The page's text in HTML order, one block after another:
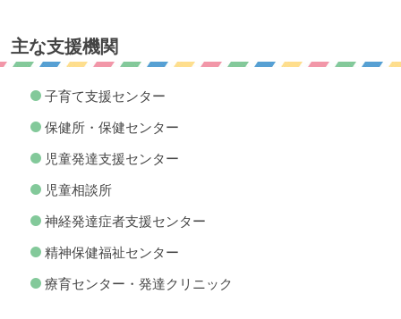
主な支援機関
子育て支援センター
保健所・保健センター
児童発達支援センター
児童相談所
神経発達症者支援センター
精神保健福祉センター
療育センター・発達クリニック